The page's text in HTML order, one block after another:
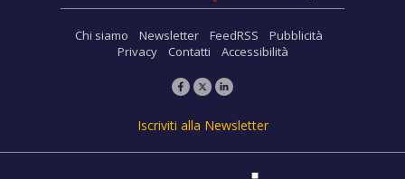
Chi siamo Newsletter FeedRSS
Pubblicità
Privacy
Contatti Accessibilità
Iscriviti alla Newsletter